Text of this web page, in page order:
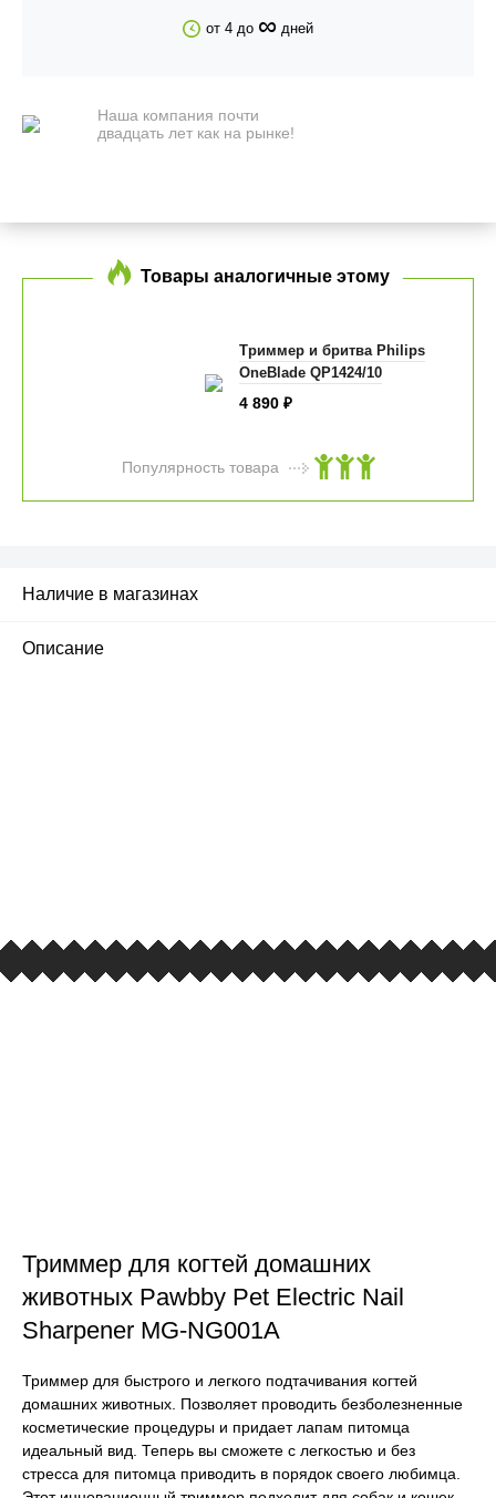
от 4 до ∞ дней
Наша компания почти
двадцать лет как на рынке!
Товары аналогичные этому
Триммер и бритва Philips
OneBlade QP1424/10
4 890 ₽
Популярность товара
Наличие в магазинах
Описание
Триммер для когтей домашних
животных Pawbby Pet Electric Nail
Sharpener MG-NG001A
Триммер для быстрого и легкого подтачивания когтей
домашних животных. Позволяет проводить безболезненные
косметические процедуры и придает лапам питомца
идеальный вид. Теперь вы сможете с легкостью и без
стресса для питомца приводить в порядок своего любимца.